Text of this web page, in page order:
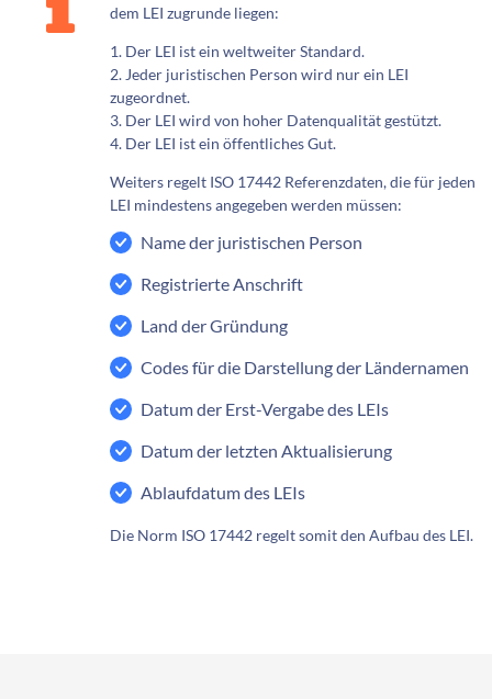
dem LEI zugrunde liegen:
1. Der LEI ist ein weltweiter Standard.
2. Jeder juristischen Person wird nur ein LEI
zugeordnet.
3. Der LEI wird von hoher Datenqualität gestützt.
4. Der LEI ist ein öffentliches Gut.
Weiters regelt ISO 17442 Referenzdaten, die für jeden
LEI mindestens angegeben werden müssen:
Name der juristischen Person
Registrierte Anschrift
Land der Gründung
Codes für die Darstellung der Ländernamen
Datum der Erst-Vergabe des LEIs
Datum der letzten Aktualisierung
Ablaufdatum des LEIs
Die Norm ISO 17442 regelt somit den Aufbau des LEI.